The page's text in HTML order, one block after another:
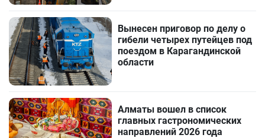
Вынесен приговор по делу о
гибели четырех путейцев под
поездом в Карагандинской
области
Алматы вошел в список
главных гастрономических
направлений 2026 года